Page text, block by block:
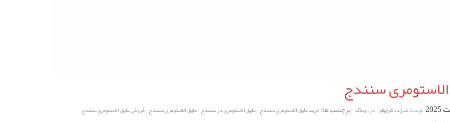
سنندج
توسط:شازده کوچولو در:وبلاگ برچسب ها:خرید عایق الاستومری سنندج ,عایق الاستومری در سنندج ,عایق الاستومری سنندج ,فروش عایق الاستومری سنندج